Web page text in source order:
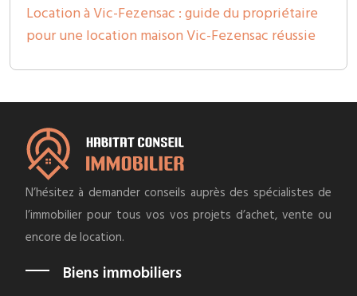
Location à Vic-Fezensac : guide du propriétaire
pour une location maison Vic-Fezensac réussie
N’hésitez à demander conseils auprès des spécialistes de
l’immobilier pour tous vos vos projets d’achet, vente ou
encore de location.
Biens immobiliers